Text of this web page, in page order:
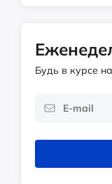
Будь в курсе